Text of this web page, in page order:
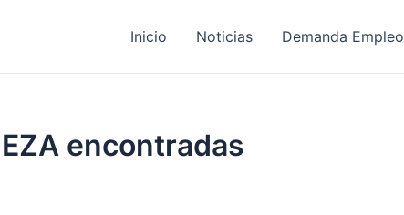
Inicio Noticias Demanda Empleo
encontradas